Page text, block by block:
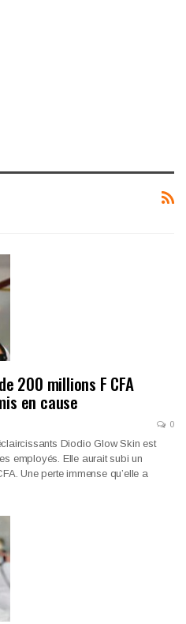
200 millions F CFA
en cause
0
Diodio Glow Skin est
employés. Elle aurait subi un
Une perte immense qu’elle a